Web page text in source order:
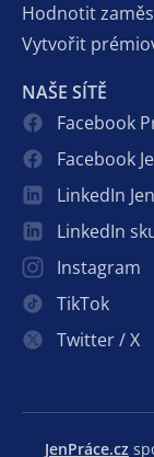
Hodnotit
Vytvořit
NAŠE SÍTĚ
Facebook
Facebook
LinkedIn
LinkedIn
Instagram
TikTok
Twitter / X
JenPráce.cz